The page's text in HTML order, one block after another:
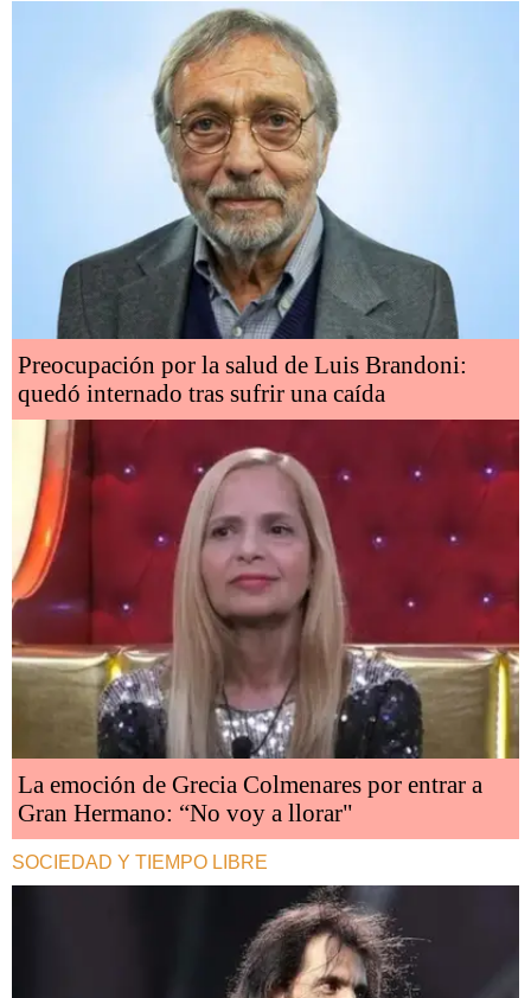
Preocupación por la salud de Luis Brandoni:
quedó internado tras sufrir una caída
La emoción de Grecia Colmenares por entrar a
Gran Hermano: “No voy a llorar"
SOCIEDAD Y TIEMPO LIBRE